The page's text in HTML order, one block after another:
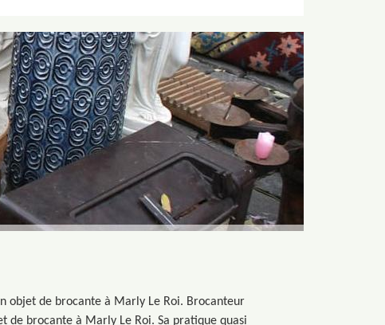
objet de brocante à Marly Le Roi. Brocanteur
de brocante à Marly Le Roi. Sa pratique quasi